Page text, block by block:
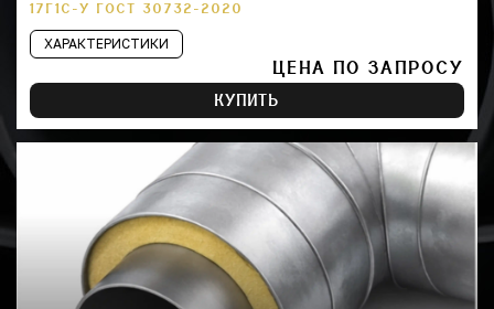
17Г1С-У ГОСТ 30732-2020
ХАРАКТЕРИСТИКИ
ЦЕНА ПО ЗАПРОСУ
КУПИТЬ